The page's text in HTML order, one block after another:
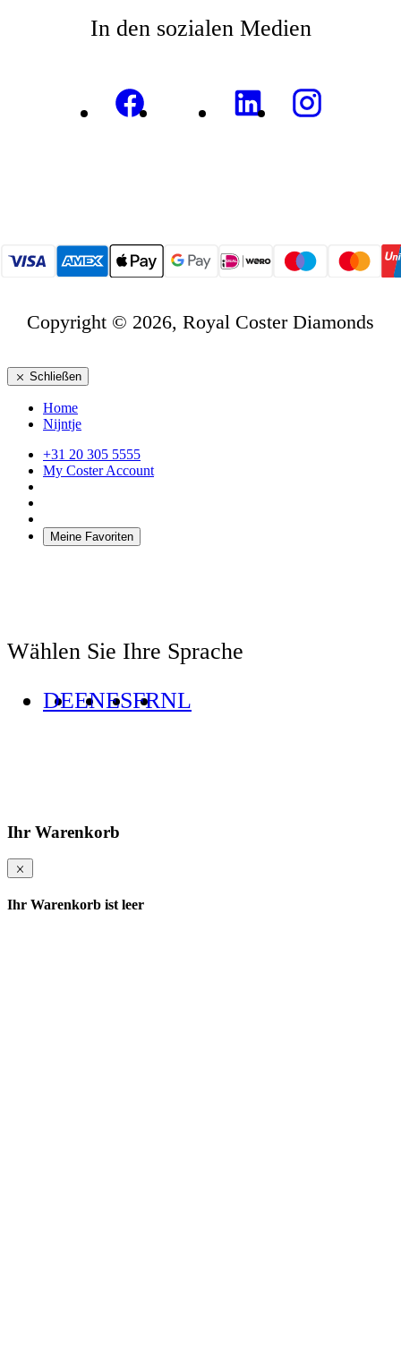
In den sozialen Medien
Copyright © 2026, Royal Coster Diamonds
Schließen
Home
Nijntje
+31 20 305 5555
My Coster Account
Meine Favoriten
Wählen Sie Ihre Sprache
DEENESFRNL
Ihr Warenkorb
Ihr Warenkorb ist leer